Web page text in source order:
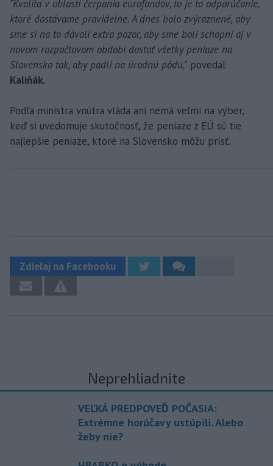
"Kvalita v oblasti čerpania eurofondov, to je to odporúčanie,
ktoré dostávame pravidelne. A dnes bolo zvýraznené, aby
sme si na to dávali extra pozor, aby sme boli schopní aj v
novom rozpočtovom období dostať všetky peniaze na
Slovensko tak, aby padli na úrodnú pôdu," povedal
Kaliňák.
Podľa ministra vnútra vláda ani nemá veľmi na výber,
keď si uvedomuje skutočnosť, že peniaze z EÚ sú tie
najlepšie peniaze, ktoré na Slovensko môžu prísť.
Zdieľaj na Facebooku
Neprehliadnite
VEĽKÁ PREDPOVEĎ POČASIA:
Extrémne horúčavy ustúpili. Alebo
žeby nie?